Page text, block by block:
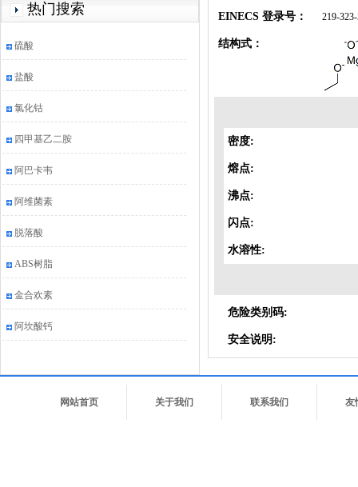
热门搜索
硫酸
盐酸
氯化钴
四甲基乙二胺
阿巴卡韦
阿维菌素
脱落酸
ABS树脂
金合欢素
阿坎酸钙
EINECS 登录号： 219-
结构式：
密度:
熔点:
沸点:
闪点:
水溶性:
危险类别码:
安全说明:
网站首页 关于我们 联系我们 友